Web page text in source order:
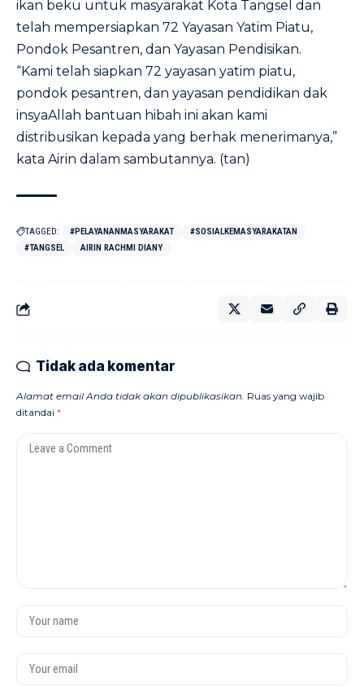
ikan beku untuk masyarakat Kota Tangsel dan
telah mempersiapkan 72 Yayasan Yatim Piatu,
Pondok Pesantren, dan Yayasan Pendisikan.
“Kami telah siapkan 72 yayasan yatim piatu,
pondok pesantren, dan yayasan pendidikan dak
insyaAllah bantuan hibah ini akan kami
distribusikan kepada yang berhak menerimanya,”
kata Airin dalam sambutannya. (tan)
TAGGED: #PELAYANANMASYARAKAT
#SOSIALKEMASYARAKATAN
#TANGSEL
AIRIN RACHMI DIANY
Tidak ada komentar
Alamat email Anda tidak akan dipublikasikan. Ruas yang wajib
ditandai *